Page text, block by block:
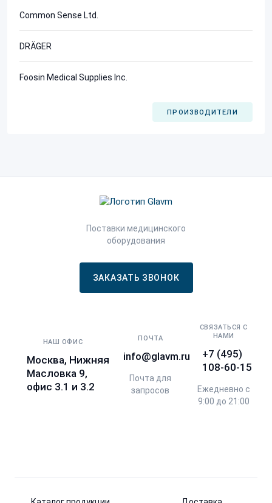
Common Sense Ltd.
DRÄGER
Foosin Medical Supplies Inc.
ПРОИЗВОДИТЕЛИ
Поставки медицинского
оборудования
ЗАКАЗАТЬ ЗВОНОК
НАШ ОФИС
Москва, Нижняя
Масловка 9,
офис 3.1 и 3.2
ПОЧТА
info@glavm.ru
Почта для
запросов
СВЯЗАТЬСЯ С
НАМИ
+7 (495)
108-60-15
Ежедневно с
9:00 до 21:00